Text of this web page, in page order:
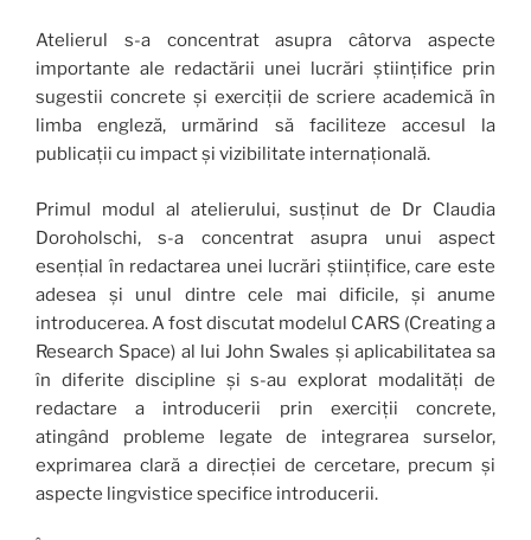
Atelierul s-a concentrat asupra câtorva aspecte
importante ale redactării unei lucrări științifice prin
sugestii concrete și exerciții de scriere academică în
limba engleză, urmărind să faciliteze accesul la
publicații cu impact și vizibilitate internațională.
Primul modul al atelierului, susținut de Dr Claudia
Doroholschi, s-a concentrat asupra unui aspect
esențial în redactarea unei lucrări științifice, care este
adesea și unul dintre cele mai dificile, și anume
introducerea. A fost discutat modelul CARS (Creating a
Research Space) al lui John Swales și aplicabilitatea sa
în diferite discipline și s-au explorat modalități de
redactare a introducerii prin exerciții concrete,
atingând probleme legate de integrarea surselor,
exprimarea clară a direcției de cercetare, precum și
aspecte lingvistice specifice introducerii.